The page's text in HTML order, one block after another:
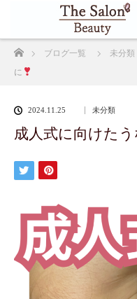
ホームブログ一覧 未分類
に
2024.11.25 未分類
成人式に向けた